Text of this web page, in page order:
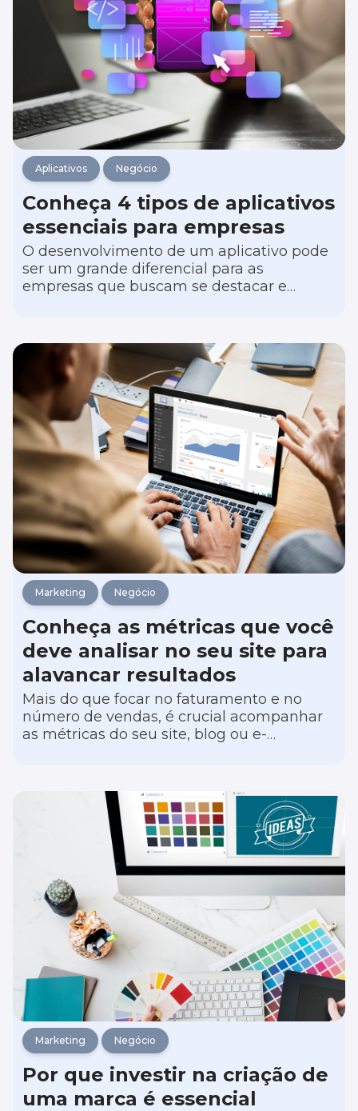
Aplicativos Negócio
Conheça 4 tipos de aplicativos
essenciais para empresas
O desenvolvimento de um aplicativo pode
ser um grande diferencial para as
empresas que buscam se destacar e
Porém, escolher o tipo certo de aplicação é
fundamental para garantir a transformação
digital do seu negócio.
Marketing Negócio
Conheça as métricas que você
deve analisar no seu site para
alavancar resultados
Mais do que focar no faturamento e no
número de vendas, é crucial acompanhar
as métricas do seu site, blog ou e-
público, mas também avalia se o seu
conteúdo está alcançando o engajamento
desejado ou se é necessário melhorar o
desempenho das páginas.
Marketing Negócio
Por que investir na criação de
uma marca é essencial